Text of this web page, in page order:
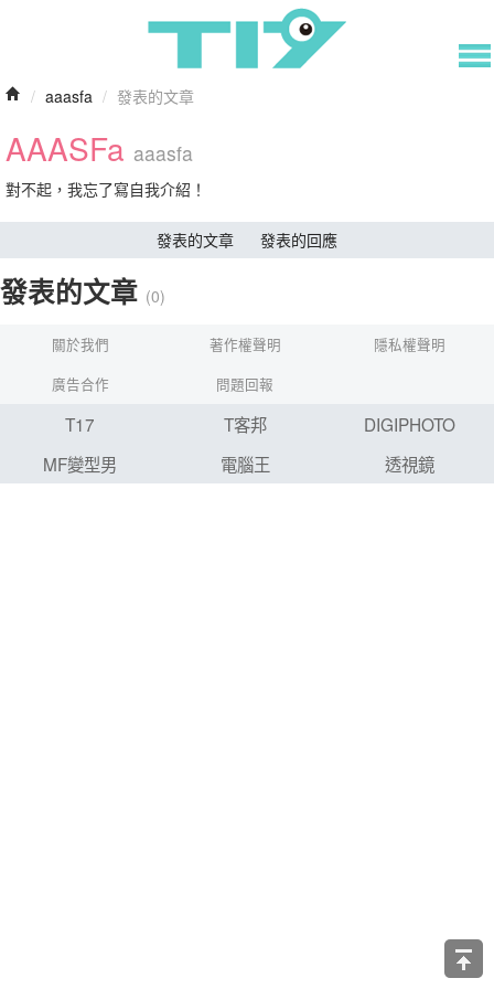
/ aaasfa / 發表的文章
AAASFa aaasfa
對不起，我忘了寫自我介紹！
發表的文章 發表的回應
發表的文章 (0)
關於我們 著作權聲明
隱私權聲明
廣告合作
問題回報
T17 T客邦
DIGIPHOTO
MF變型男
電腦王 透視鏡